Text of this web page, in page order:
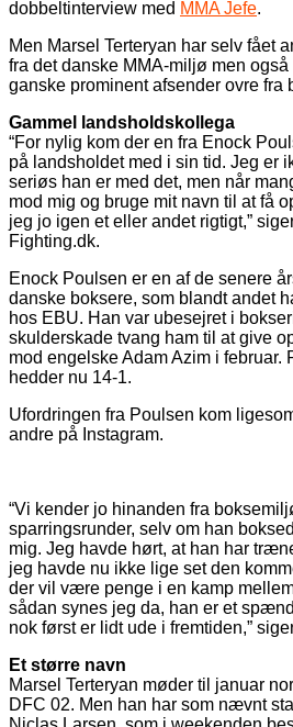
dobbeltinterview med MMA Jefe.
Men Marsel Terteryan har selv fået
fra det danske MMA-miljø men
ganske prominent afsender ovre fra
Gammel landsholdskollega
“For nylig kom der en fra Enock
på landsholdet med i sin tid. Jeg er
seriøs han er med det, men når
mod mig og bruge mit navn til at få
jeg jo igen et eller andet rigtigt,”
Fighting.dk.
Enock Poulsen er en af de senere
danske boksere, som blandt andet
hos EBU. Han var ubesejret i
skulderskade tvang ham til at give
mod engelske Adam Azim i februar.
hedder nu 14-1.
Ufordringen fra Poulsen kom
andre på Instagram.
“Vi kender jo hinanden fra
sparringsrunder, selv om han
mig. Jeg havde hørt, at han har
jeg havde nu ikke lige set den
der vil være penge i en kamp
sådan synes jeg da, han er et
nok først er lidt ude i fremtiden,”
Et større navn
Marsel Terteryan møder til januar
DFC 02. Men han har som nævnt